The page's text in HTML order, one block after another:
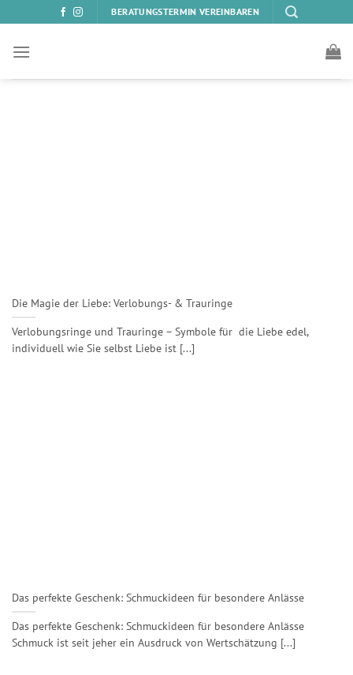
Inhalt
springen
BERATUNGSTERMIN VEREINBAREN
Die Magie der Liebe: Verlobungs- & Trauringe
Verlobungsringe und Trauringe – Symbole für die Liebe edel,
individuell wie Sie selbst Liebe ist [...]
Das perfekte Geschenk: Schmuckideen für besondere Anlässe
Das perfekte Geschenk: Schmuckideen für besondere Anlässe
Schmuck ist seit jeher ein Ausdruck von Wertschätzung [...]